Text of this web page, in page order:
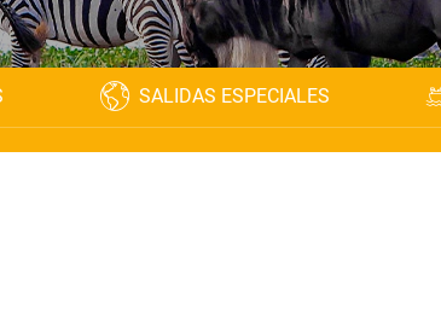
SALIDAS ESPECIALES